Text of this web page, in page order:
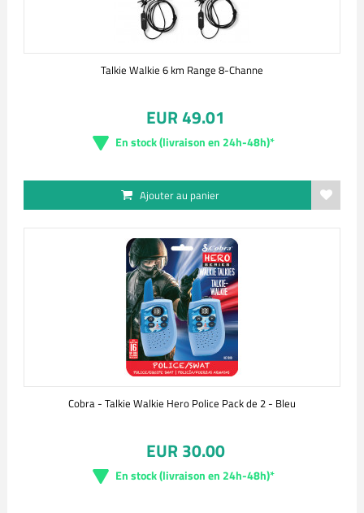
Talkie Walkie 6 km Range 8-Channe
EUR 49.01
En stock (livraison en 24h-48h)*
Ajouter au panier
Cobra - Talkie Walkie Hero Police Pack de 2 - Bleu
EUR 30.00
En stock (livraison en 24h-48h)*